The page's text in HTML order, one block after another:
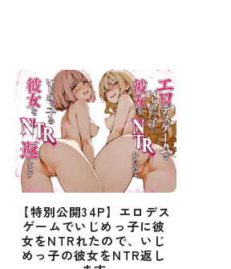
【特別公開34P】エロデス
ゲームでいじめっ子に彼
女をNTRれたので、いじ
めっ子の彼女をNTR返し